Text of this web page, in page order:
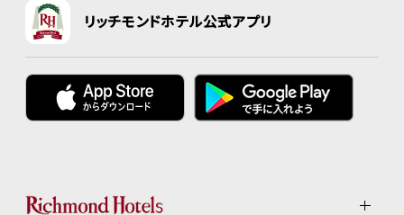
リッチモンドホテル公式アプリ